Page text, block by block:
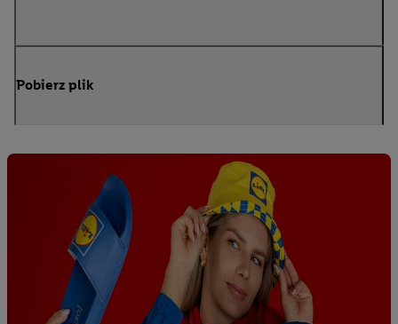
Pobierz plik